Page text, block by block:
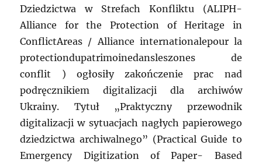
Dziedzictwa w Strefach Konfliktu (ALIPH-
Alliance for the Protection of Heritage in
ConflictAreas / Alliance internationalepour la
protectiondupatrimoinedansleszones de
conflit ) ogłosiły zakończenie prac nad
podręcznikiem digitalizacji dla archiwów
Ukrainy. Tytuł „Praktyczny przewodnik
digitalizacji w sytuacjach nagłych papierowego
dziedzictwa archiwalnego” (Practical Guide to
Emergency Digitization of Paper- Based